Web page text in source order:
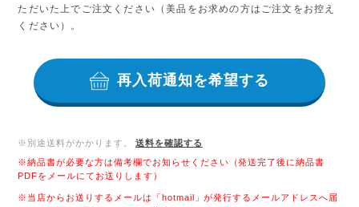
ただいた上でご注文ください（美品をお求めの方はご注文をお控え
ください）。
再入荷通知を希望する
※別途送料がかかります。
送料を確認する
※納品書が必要な方は備考欄でお知らせください（発送完了後に納品書
PDFをメールにてお送りします）
※当店からお送りするメールは「hotmail」が発行するメールアドレスへ届